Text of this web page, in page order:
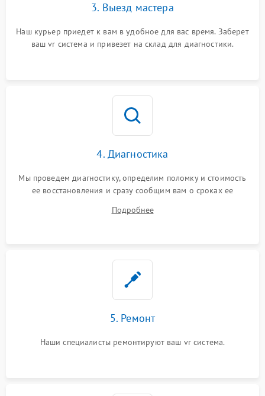
3. Выезд мастера
Наш курьер приедет к вам в удобное для вас время. Заберет
ваш vr система и привезет на склад для диагностики.
4. Диагностика
Мы проведем диагностику, определим поломку и стоимость
ее восстановления и сразу сообщим вам о сроках ее
Подробнее
5. Ремонт
Наши специалисты ремонтируют ваш vr система.